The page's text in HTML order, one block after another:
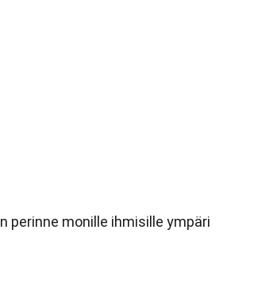
perinne monille ihmisille ympäri